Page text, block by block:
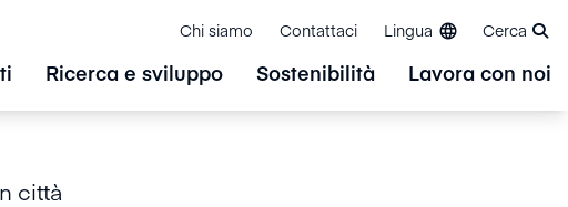
Chi siamo Contattaci Lingua Cerca
Ricerca e sviluppo Sostenibilità Lavora con noi
città